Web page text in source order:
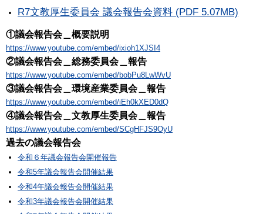
R7文教厚生委員会 議会報告会資料 (PDF 5.07MB)
①議会報告会＿概要説明
https://www.youtube.com/embed/ixioh1XJSI4
​​​​​​​②議会報告会＿総務委員会＿報告
https://www.youtube.com/embed/bobPu8LwWvU
③議会報告会＿環境産業委員会＿報告
https://www.youtube.com/embed/iEh0kXED0dQ
④議会報告会＿文教厚生委員会＿報告
https://www.youtube.com/embed/SCgHFJS9OyU
過去の議会報告会
令和６年議会報告会開催報告
令和5年議会報告会開催結果
令和4年議会報告会開催結果
令和3年議会報告会開催結果